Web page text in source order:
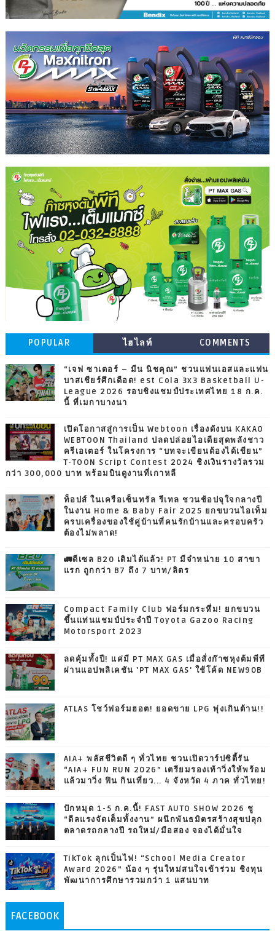
POPULAR ไฮไลท์ COMMENTS
“เจฟ ซาเตอร์ – มีน นิชคุณ” ชวนแฟนเอสและแฟน
บาสเชียร์ศึกเดือด! est Cola 3x3 Basketball U-
League 2026 รอบชิงแชมป์ประเทศไทย 18 ก.ค.
นี้ ที่เมกาบางนา
เปิดโอกาสสู่การเป็น Webtoon เรื่องดังบน KAKAO
WEBTOON Thailand ปลดปล่อยไอเดียสุดพลังชาว
ครีเอเตอร์ ในโครงการ “บทจะเขียนต้องได้เขียน”
T-TOON Script Contest 2024 ชิงเงินรางวัลรวม
กว่า 300,000 บาท พร้อมบินดูงานที่เกาหลี
ท็อปส์ ในเครือเซ็นทรัล รีเทล ชวนช้อปจุใจกลางปี
ในงาน Home & Baby Fair 2025 ยกขบวนไอเท็ม
ครบเครื่องของใช้คู่บ้านที่คนรักบ้านและครอบครัว
ต้องไม่พลาด!
🚛ดีเซล B20 เติมได้แล้ว! PT มีจำหน่าย 10 สาขา
แรก ถูกกว่า B7 ถึง 7 บาท/ลิตร
Compact Family Club ฟอร์มกระหึ่ม! ยกขบวน
ขึ้นแท่นแชมป์ประจำปี Toyota Gazoo Racing
Motorsport 2023
ลดคุ้มทั้งปี! แค่มี PT MAX GAS เมื่อสั่งก๊าซหุงต้มพีที
ผ่านแอปพลิเคชัน 'PT MAX GAS' ใช้โค้ด NEW90B
ATLAS โชว์ฟอร์มฮอต! ยอดขาย LPG พุ่งเกินต้าน!!
AIA+ พลัสชีวิตดี ๆ ทั่วไทย ชวนเปิดวาร์ปซิตี้รัน
“AIA+ FUN RUN 2026” เตรียมรองเท้าวิ่งให้พร้อม
แล้วมาวิ่ง ฟิน กินเที่ยว... 4 จังหวัด 4 ภาค ทั่วไทย!
ปักหมุด 1-5 ก.ค.นี้! FAST AUTO SHOW 2026 ชู
“ดีลแรงจัดเต็มทั้งงาน” ผนึกพันธมิตรสร้างสุขปลุก
ตลาดรถกลางปี รถใหม่/มือสอง จองได้มั่นใจ
TikTok ลุกเป็นไฟ! “School Media Creator
Award 2026” น้อง ๆ รุ่นใหม่สนใจเข้าร่วม ชิงทุน
พัฒนาการศึกษารวมกว่า 1 แสนบาท
FACEBOOK